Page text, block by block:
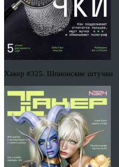
Хакер #325. Шпионские штучки